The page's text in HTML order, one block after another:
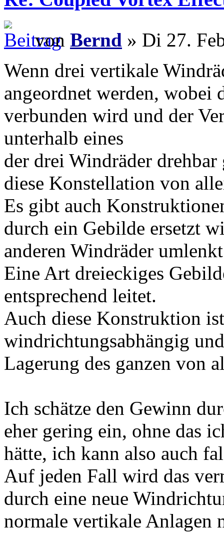
von Bernd » Di 27.
Wenn drei vertikale
angeordnet werden, wobei
verbunden wird und der
unterhalb eines
der drei Windräder
diese Konstellation von
Es gibt auch
durch ein Gebilde ersetzt
anderen Windräder
Eine Art dreieckiges
entsprechend leitet.
Auch diese Konstruktion
windrichtungsabhängig
Lagerung des ganzen von
Ich schätze den Gewinn
eher gering ein, ohne das
hätte, ich kann also auch
Auf jeden Fall wird das
durch eine neue
normale vertikale Anlagen